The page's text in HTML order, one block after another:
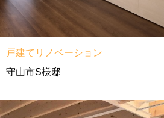
戸建てリノベーション
守山市S様邸